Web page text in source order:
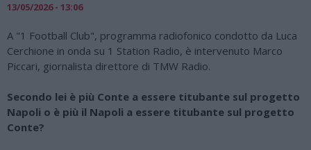
13/05/2026 - 13:06
A "1 Football Club", programma radiofonico condotto da Luca
Cerchione in onda su 1 Station Radio, è intervenuto Marco
Piccari, giornalista direttore di TMW Radio.
Secondo lei è più Conte a essere titubante sul progetto
Napoli o è più il Napoli a essere titubante sul progetto
Conte?